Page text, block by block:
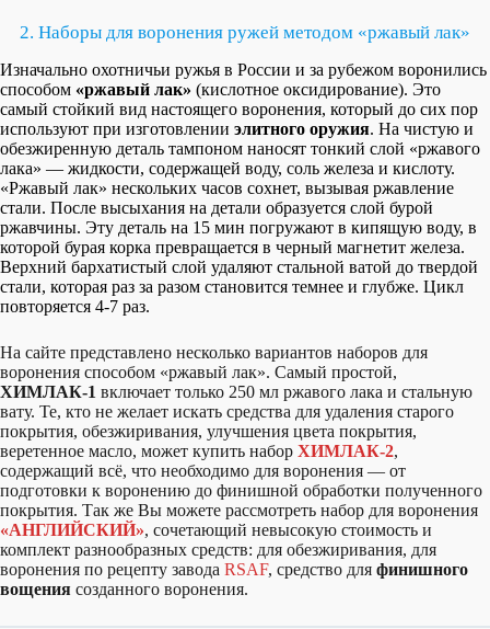
2. Наборы для воронения ружей методом «ржавый лак»
Изначально охотничьи ружья в России и за рубежом воронились
способом «ржавый лак» (кислотное оксидирование). Это
самый стойкий вид настоящего воронения, который до сих пор
используют при изготовлении элитного оружия. На чистую и
обезжиренную деталь тампоном наносят тонкий слой «ржавого
лака» — жидкости, содержащей воду, соль железа и кислоту.
«Ржавый лак» нескольких часов сохнет, вызывая ржавление
стали. После высыхания на детали образуется слой бурой
ржавчины. Эту деталь на 15 мин погружают в кипящую воду, в
которой бурая корка превращается в черный магнетит железа.
Верхний бархатистый слой удаляют стальной ватой до твердой
стали, которая раз за разом становится темнее и глубже. Цикл
повторяется 4-7 раз.
На сайте представлено несколько вариантов наборов для
воронения способом «ржавый лак». Самый простой,
ХИМЛАК-1 включает только 250 мл ржавого лака и стальную
вату. Те, кто не желает искать средства для удаления старого
покрытия, обезжиривания, улучшения цвета покрытия,
веретенное масло, может купить набор ХИМЛАК-2,
содержащий всё, что необходимо для воронения — от
подготовки к воронению до финишной обработки полученного
покрытия. Так же Вы можете рассмотреть набор для воронения
«АНГЛИЙСКИЙ», сочетающий невысокую стоимость и
комплект разнообразных средств: для обезжиривания, для
воронения по рецепту завода RSAF, средство для финишного
вощения созданного воронения.